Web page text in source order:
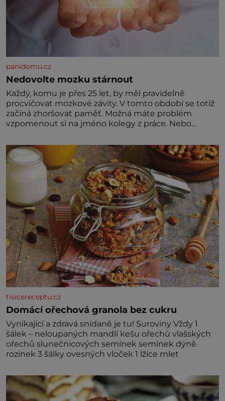
panidomu.cz
Nedovolte mozku stárnout
Každý, komu je přes 25 let, by měl pravidelně
procvičovat mozkové závity. V tomto období se totiž
začíná zhoršovat paměť. Možná máte problém
vzpomenout si na jméno kolegy z práce. Nebo
nedávno přečetli. Je to opravdu tak, s věkem jako
kdyby se paměť rozhodla stávkovat. Cvičte
tisicereceptu.cz
Domácí ořechová granola bez cukru
Vynikající a zdravá snídaně je tu! Suroviny Vždy 1
šálek – neloupaných mandlí kešu ořechů vlašských
ořechů slunečnicových semínek semínek dýně
rozinek 3 šálky ovesných vloček 1 lžíce mlet